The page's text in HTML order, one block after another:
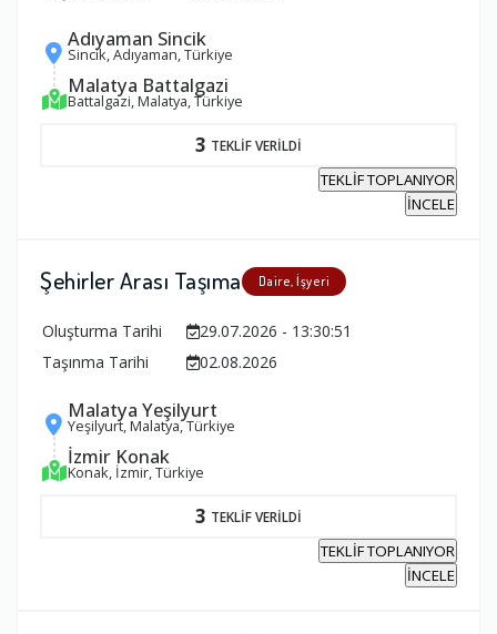
Adıyaman Sincik
Sincik, Adıyaman, Türkiye
Malatya Battalgazi
Battalgazi, Malatya, Türkiye
3 TEKLİF VERİLDİ
TEKLİF TOPLANIYOR
İNCELE
Şehirler Arası Taşıma Daire, İşyeri
Oluşturma Tarihi
29.07.2026 - 13:30:51
Taşınma Tarihi
02.08.2026
Malatya Yeşilyurt
Yeşilyurt, Malatya, Türkiye
İzmir Konak
Konak, İzmir, Türkiye
3 TEKLİF VERİLDİ
TEKLİF TOPLANIYOR
İNCELE